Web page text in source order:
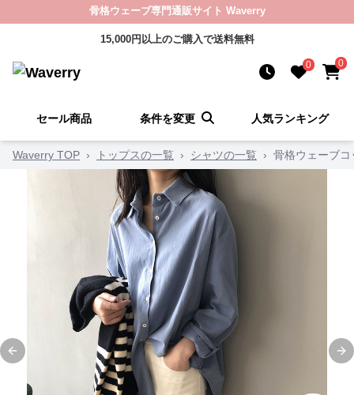
骨格ウェーブ専門通販サイト Waverry
15,000円以上のご購入で送料無料
0 0
セール商品 条件を変更 人気ランキング
Waverry TOP › トップスの一覧 › シャツの一覧 › 骨格ウェーブ
Previous slide